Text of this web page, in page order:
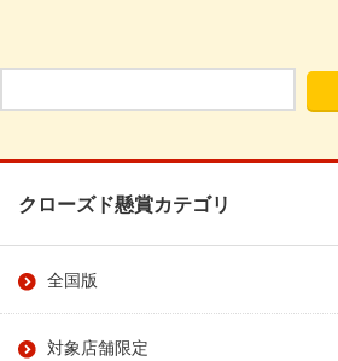
クローズド懸賞カテゴリ
全国版
対象店舗限定